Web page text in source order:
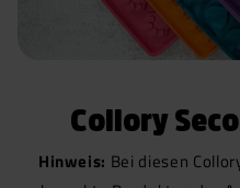
Collory
Hinweis: Bei diesen